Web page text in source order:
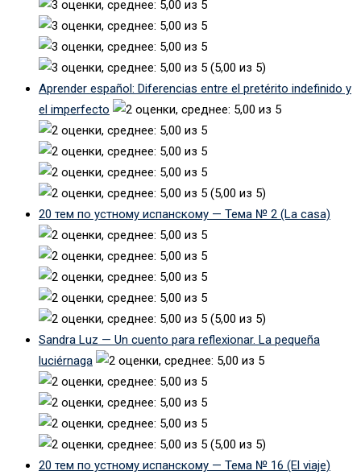
(5,00 из 5)
Aprender español: Diferencias entre el pretérito indefinido y
el imperfecto
(5,00 из 5)
20 тем по устному испанскому — Тема № 2 (La casa)
(5,00 из 5)
Sandra Luz — Un cuento para reflexionar. La pequeña
luciérnaga
(5,00 из 5)
20 тем по устному испанскому — Тема № 16 (El viaje)